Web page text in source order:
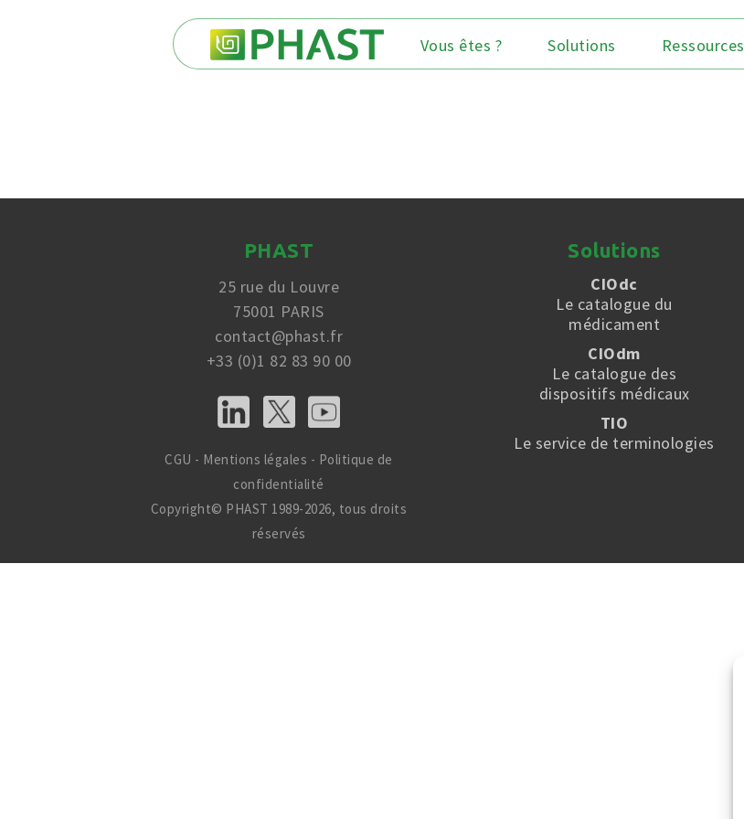
Vous êtes ? Solutions Ressources
PHAST
25 rue du Louvre
75001 PARIS
contact@phast.fr
+33 (0)1 82 83 90 00
CGU - Mentions légales - Politique de
confidentialité
Copyright© PHAST 1989-2026, tous droits
réservés
Solutions
CIOdc
Le catalogue du
médicament
CIOdm
Le catalogue des
dispositifs médicaux
TIO
Le service de terminologies